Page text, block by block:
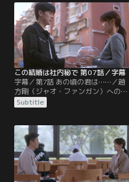
1年間は結婚前提で付き合う関係と
なるのだった。家庭問題を乗り越え
た2人だったが、社内ではユー恒の
部長就任以来、課長の趙方剛（ジャ
オ・ファンガン）らがユー恒に反発
を繰り返していた。
この結婚は社内秘で 第07話／字幕
字幕／第7話 あの頃の君は……／趙
方剛（ジャオ・ファンガン）への厳
罰処分に不満を感じていた篠檸（シ
ャオニン）だったが、ユー恒（ユー
され、彼が開発1部や部下を守ろう
と真摯に対応していたことを理解す
る。仲直りをした2人は同居を再開
し、ユー恒は自分の言葉足らずなと
ころ改善しようと努めるも…。
Subtitle